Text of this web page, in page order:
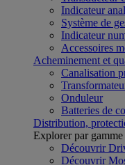
Indicateur
Système de
Indicateur
Accessoires
Acheminement et
Canalisation
Onduleur
Batteries de
Distribution,
Explorer par gamme
Découvrir
Découvrir